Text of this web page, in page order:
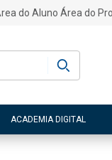
do Aluno Área do
ACADEMIA DIGITAL